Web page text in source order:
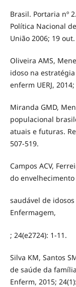
Brasil. Portaria nº
Política Nacional
União 2006; 19 out.
Oliveira AMS,
idoso na
enferm UERJ,
Miranda GMD,
populacional
atuais e futuras.
507-519.
Campos ACV,
do envelhecimento
saudável de
Enfermagem,
; 24(e2724): 1-11.
Silva KM, Santos
de saúde da
Enferm, 2015;